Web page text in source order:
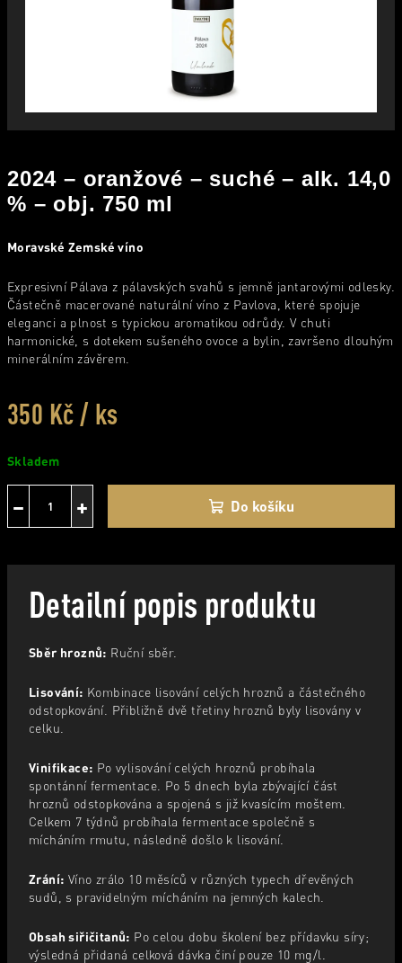
2024 – oranžové – suché – alk. 14,0
% – obj. 750 ml
Moravské Zemské víno
Expresivní Pálava z pálavských svahů s jemně jantarovými odlesky.
Částečně macerované naturální víno z Pavlova, které spojuje
eleganci a plnost s typickou aromatikou odrůdy. V chuti
harmonické, s dotekem sušeného ovoce a bylin, završeno dlouhým
minerálním závěrem.
350 Kč / ks
cena:
Skladem
+
− Do košíku
Detailní popis produktu
Sběr hroznů: Ruční sběr.
Lisování: Kombinace lisování celých hroznů a částečného
odstopkování. Přibližně dvě třetiny hroznů byly lisovány v
celku.
Vinifikace: Po vylisování celých hroznů probíhala
spontánní fermentace. Po 5 dnech byla zbývající část
hroznů odstopkována a spojená s již kvasícím moštem.
Celkem 7 týdnů probíhala fermentace společně s
mícháním rmutu, následně došlo k lisování.
Zrání: Víno zrálo 10 měsíců v různých typech dřevěných
sudů, s pravidelným mícháním na jemných kalech.
Obsah siřičitanů: Po celou dobu školení bez přídavku síry;
výsledná přidaná celková dávka činí pouze 10 mg/l.